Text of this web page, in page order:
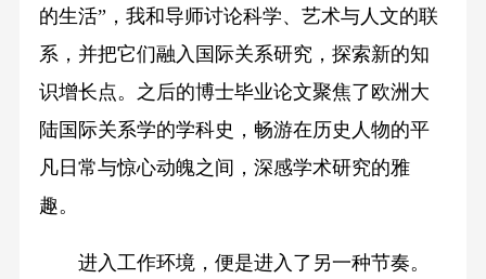
的生活”，我和导师讨论科学、艺术与人文的联
系，并把它们融入国际关系研究，探索新的知
识增长点。之后的博士毕业论文聚焦了欧洲大
陆国际关系学的学科史，畅游在历史人物的平
凡日常与惊心动魄之间，深感学术研究的雅
趣。
进入工作环境，便是进入了另一种节奏。